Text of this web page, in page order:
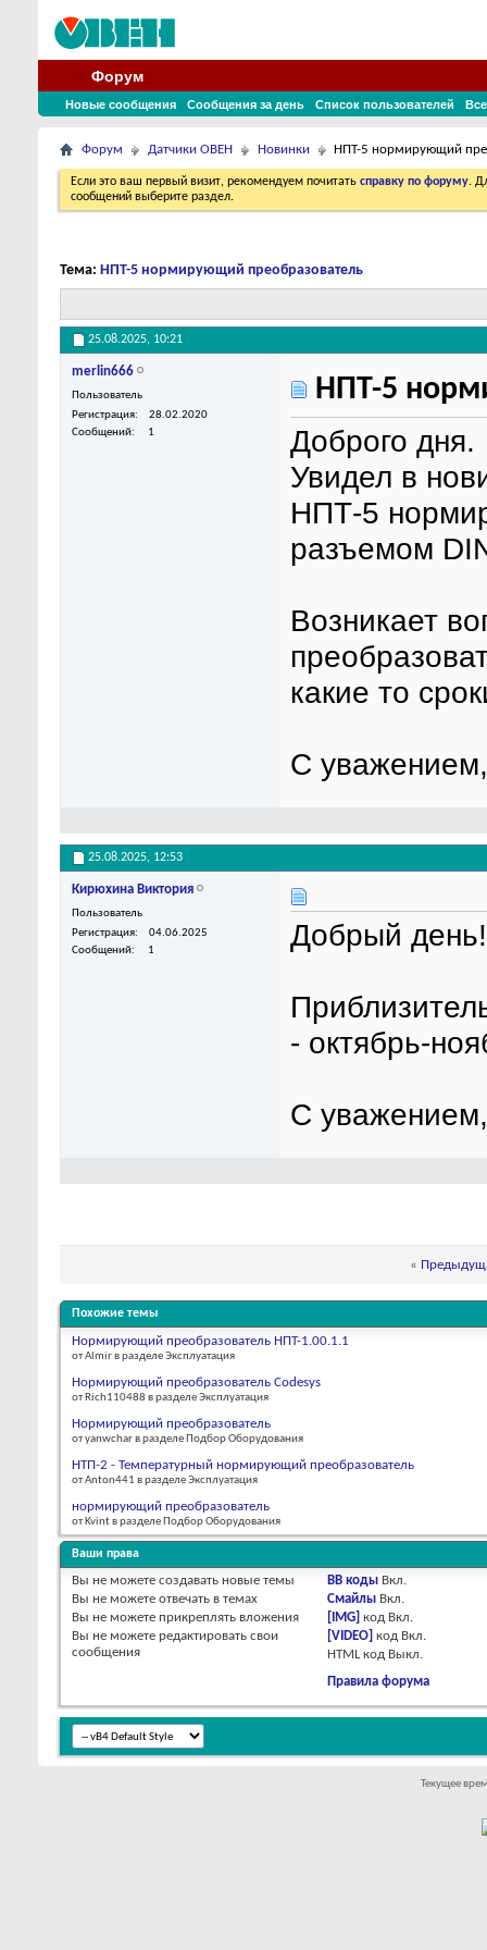
Форум
Новые сообщения Сообщения за день Список пользователей
Форум Датчики ОВЕН Новинки НПТ-5 нормирующий
Если это ваш первый визит, рекомендуем почитать справку по форуму.
сообщений выберите раздел.
Тема: НПТ-5 нормирующий преобразователь
25.08.2025, 10:21
merlin666
Пользователь
Регистрация
28.02.2020
Сообщений
1
НПТ-5
Доброго дня.
Увидел в
НПТ-5
разъемом
Возникает
какие то
С
25.08.2025, 12:53
Кирюхина Виктория
Пользователь
Регистрация
04.06.2025
Сообщений
1 Добрый день!
- октябрь-
С
«
Похожие темы
Нормирующий преобразователь НПТ-1.00.1.1
от Almir в разделе Эксплуатация
Нормирующий преобразователь Codesys
от Rich110488 в разделе Эксплуатация
Нормирующий преобразователь
от yanwchar в разделе Подбор Оборудования
НТП-2 - Температурный нормирующий преобразователь
от Anton441 в разделе Эксплуатация
нормирующий преобразователь
от Kvint в разделе Подбор Оборудования
Ваши права
Вы не можете создавать новые темы
Вы не можете отвечать в темах
Вы не можете прикреплять вложения
Вы не можете редактировать свои
сообщения
BB коды Вкл.
Смайлы Вкл.
[IMG] код Вкл.
[VIDEO] код Вкл.
HTML код Выкл.
Правила форума
Текущее